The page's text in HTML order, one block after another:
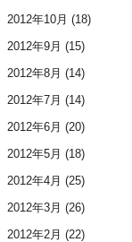
2012年10月 (18)
2012年9月 (15)
2012年8月 (14)
2012年7月 (14)
2012年6月 (20)
2012年5月 (18)
2012年4月 (25)
2012年3月 (26)
2012年2月 (22)